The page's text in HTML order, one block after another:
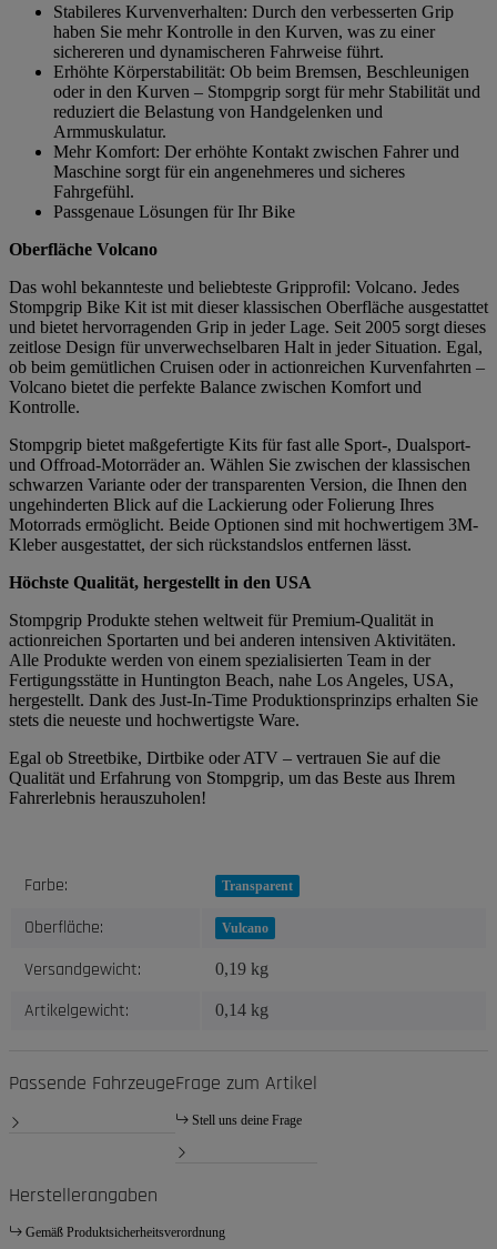
Stabileres Kurvenverhalten: Durch den verbesserten Grip
haben Sie mehr Kontrolle in den Kurven, was zu einer
sichereren und dynamischeren Fahrweise führt.
Erhöhte Körperstabilität: Ob beim Bremsen, Beschleunigen
oder in den Kurven – Stompgrip sorgt für mehr Stabilität und
reduziert die Belastung von Handgelenken und
Armmuskulatur.
Mehr Komfort: Der erhöhte Kontakt zwischen Fahrer und
Maschine sorgt für ein angenehmeres und sicheres
Fahrgefühl.
Passgenaue Lösungen für Ihr Bike
Oberfläche Volcano
Das wohl bekannteste und beliebteste Gripprofil: Volcano. Jedes
Stompgrip Bike Kit ist mit dieser klassischen Oberfläche ausgestattet
und bietet hervorragenden Grip in jeder Lage. Seit 2005 sorgt dieses
zeitlose Design für unverwechselbaren Halt in jeder Situation. Egal,
ob beim gemütlichen Cruisen oder in actionreichen Kurvenfahrten –
Volcano bietet die perfekte Balance zwischen Komfort und
Kontrolle.
Stompgrip bietet maßgefertigte Kits für fast alle Sport-, Dualsport-
und Offroad-Motorräder an. Wählen Sie zwischen der klassischen
schwarzen Variante oder der transparenten Version, die Ihnen den
ungehinderten Blick auf die Lackierung oder Folierung Ihres
Motorrads ermöglicht. Beide Optionen sind mit hochwertigem 3M-
Kleber ausgestattet, der sich rückstandslos entfernen lässt.
Höchste Qualität, hergestellt in den USA
Stompgrip Produkte stehen weltweit für Premium-Qualität in
actionreichen Sportarten und bei anderen intensiven Aktivitäten.
Alle Produkte werden von einem spezialisierten Team in der
Fertigungsstätte in Huntington Beach, nahe Los Angeles, USA,
hergestellt. Dank des Just-In-Time Produktionsprinzips erhalten Sie
stets die neueste und hochwertigste Ware.
Egal ob Streetbike, Dirtbike oder ATV – vertrauen Sie auf die
Qualität und Erfahrung von Stompgrip, um das Beste aus Ihrem
Fahrerlebnis herauszuholen!
Produkteigenschaft
Wert
Farbe: Transparent
Oberfläche: Vulcano
Versandgewicht: 0,19 kg
Artikelgewicht: 0,14 kg
Passende FahrzeugeFrage zum Artikel
Stell uns deine Frage
Herstellerangaben
Gemäß Produktsicherheitsverordnung